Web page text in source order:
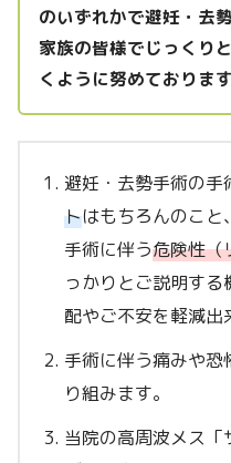
のいずれかで避妊・去
家族の皆様でじっくり
くように努めております
避妊・去勢手術の手
トはもちろんのこと
手術に伴う危険性（
っかりとご説明す
配やご不安を軽減出
手術に伴う痛みや
り組みます。
当院の高周波メス